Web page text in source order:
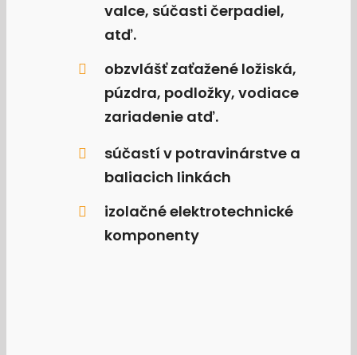
valce, súčasti čerpadiel,
atď.
obzvlášť zaťažené ložiská,
púzdra, podložky, vodiace
zariadenie atď.
súčastí v potravinárstve a
baliacich linkách
izolačné elektrotechnické
komponenty